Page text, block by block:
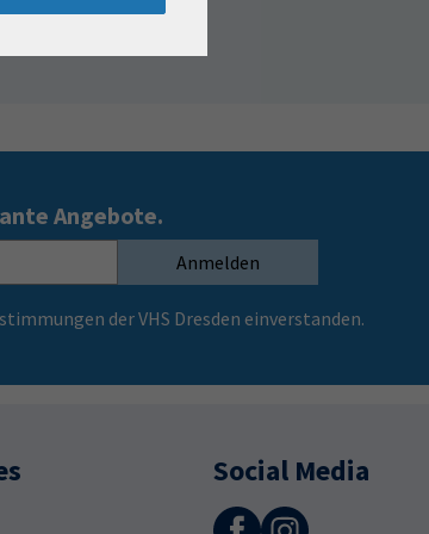
Angebote.
Anmelden
der VHS Dresden einverstanden.
Social Media